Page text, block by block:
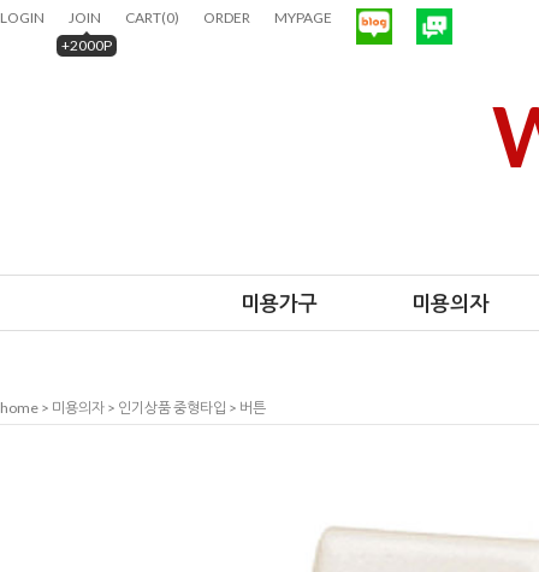
LOGIN
JOIN
+2000P
CART(0) ORDER MYPAGE
미용가구 미용의자
home > 미용의자 > 인기상품 중형타입 > 버튼